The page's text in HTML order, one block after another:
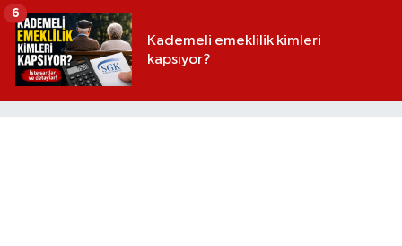
Kademeli emeklilik kimleri
kapsıyor?
6